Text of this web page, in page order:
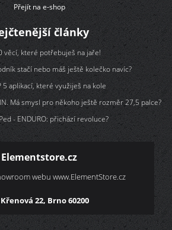
Přejít na e-shop
články
věcí, které potřebuješ na jaře!
stačí nebo máš ještě kolečko navíc?
5 aplikací, které využiješ na kole
Má smysl pro někoho ještě rozměr 27,5 palce?
- ENDURO: přichází revoluce?
Elementstore.cz
webu www.ElementStore.cz
Křenová 22, Brno 60200